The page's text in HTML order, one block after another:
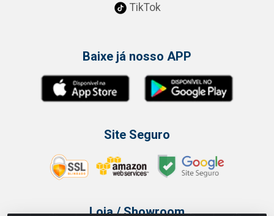
TikTok
Baixe já nosso APP
Site Seguro
Loja / Showroom